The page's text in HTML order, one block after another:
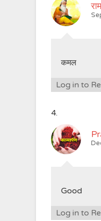
कमल
Log in to
Good
Log in to